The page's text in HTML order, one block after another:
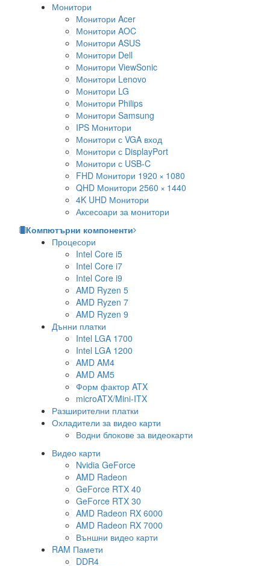
Монитори
Монитори Acer
Монитори AOC
Монитори ASUS
Монитори Dell
Монитори ViewSonic
Монитори Lenovo
Монитори LG
Монитори Philips
Монитори Samsung
IPS Монитори
Монитори с VGA вход
Монитори с DisplayPort
Монитори с USB-C
FHD Монитори 1920 × 1080
QHD Монитори 2560 × 1440
4K UHD Монитори
Аксесоари за монитори
Компютърни компоненти
Процесори
Intel Core i5
Intel Core i7
Intel Core i9
AMD Ryzen 5
AMD Ryzen 7
AMD Ryzen 9
Дънни платки
Intel LGA 1700
Intel LGA 1200
AMD AM4
AMD AM5
Форм фактор ATX
microATX/Mini-ITX
Разширителни платки
Охладители за видео карти
Водни блокове за видеокарти
Видео карти
Nvidia GeForce
AMD Radeon
GeForce RTX 40
GeForce RTX 30
AMD Radeon RX 6000
AMD Radeon RX 7000
Външни видео карти
RAM Памети
DDR4